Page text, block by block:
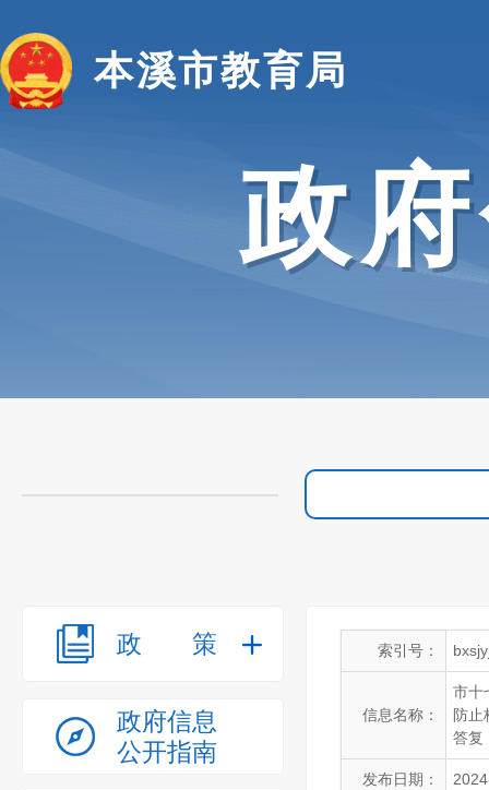
本溪市教育局
政
政策
政府信息
公开指南
索引号：
信息名称：
市十
防止
答复
发布日期：